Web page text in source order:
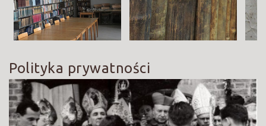
Polityka prywatności